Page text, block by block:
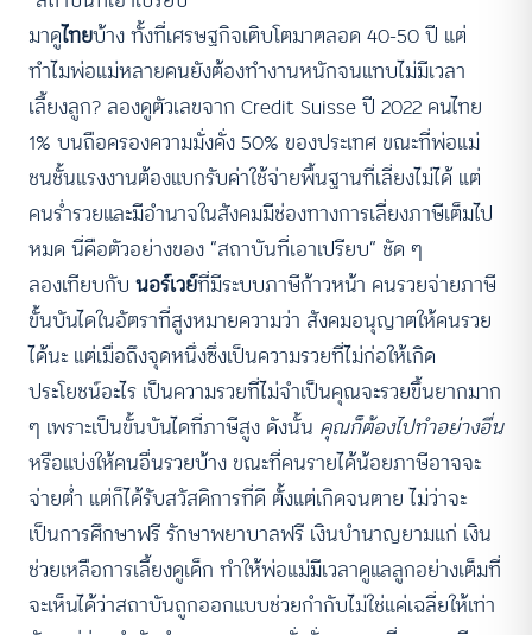
มาดูไทยบ้าง ทั้งที่เศรษฐกิจเติบโตมาตลอด 40-50 ปี แต่
ทำไมพ่อแม่หลายคนยังต้องทำงานหนักจนแทบไม่มีเวลา
เลี้ยงลูก? ลองดูตัวเลขจาก Credit Suisse ปี 2022 คนไทย
1% บนถือครองความมั่งคั่ง 50% ของประเทศ ขณะที่พ่อแม่
ชนชั้นแรงงานต้องแบกรับค่าใช้จ่ายพื้นฐานที่เลี่ยงไม่ได้ แต่
คนร่ำรวยและมีอำนาจในสังคมมีช่องทางการเลี่ยงภาษีเต็มไป
หมด นี่คือตัวอย่างของ “สถาบันที่เอาเปรียบ” ชัด ๆ
ลองเทียบกับ นอร์เวย์ที่มีระบบภาษีก้าวหน้า คนรวยจ่ายภาษี
ขั้นบันไดในอัตราที่สูงหมายความว่า สังคมอนุญาตให้คนรวย
ได้นะ แต่เมื่อถึงจุดหนึ่งซึ่งเป็นความรวยที่ไม่ก่อให้เกิด
ประโยชน์อะไร เป็นความรวยที่ไม่จำเป็นคุณจะรวยขึ้นยากมาก
ๆ เพราะเป็นขั้นบันไดที่ภาษีสูง ดังนั้น คุณก็ต้องไปทำอย่างอื่น
หรือแบ่งให้คนอื่นรวยบ้าง ขณะที่คนรายได้น้อยภาษีอาจจะ
จ่ายต่ำ แต่ก็ได้รับสวัสดิการที่ดี ตั้งแต่เกิดจนตาย ไม่ว่าจะ
เป็นการศึกษาฟรี รักษาพยาบาลฟรี เงินบำนาญยามแก่ เงิน
ช่วยเหลือการเลี้ยงดูเด็ก ทำให้พ่อแม่มีเวลาดูแลลูกอย่างเต็มที่
จะเห็นได้ว่าสถาบันถูกออกแบบช่วยกำกับไม่ใช่แค่เฉลี่ยให้เท่า